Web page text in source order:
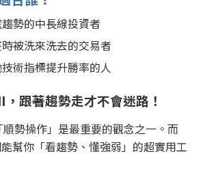
勢的中長線投資者
被洗來洗去的交易者
術指標提升勝率的人
跟著趨勢走才不會迷路！
勢操作」是最重要的觀念之一。而
幫你「看趨勢、懂強弱」的超實用工